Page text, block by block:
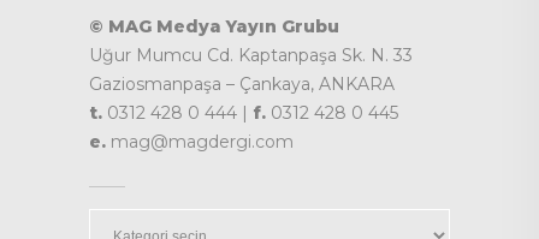
© MAG Medya Yayın Grubu
Uğur Mumcu Cd. Kaptanpaşa Sk. N. 33
Gaziosmanpaşa – Çankaya, ANKARA
t. 0312 428 0 444 | f. 0312 428 0 445
e. mag@magdergi.com